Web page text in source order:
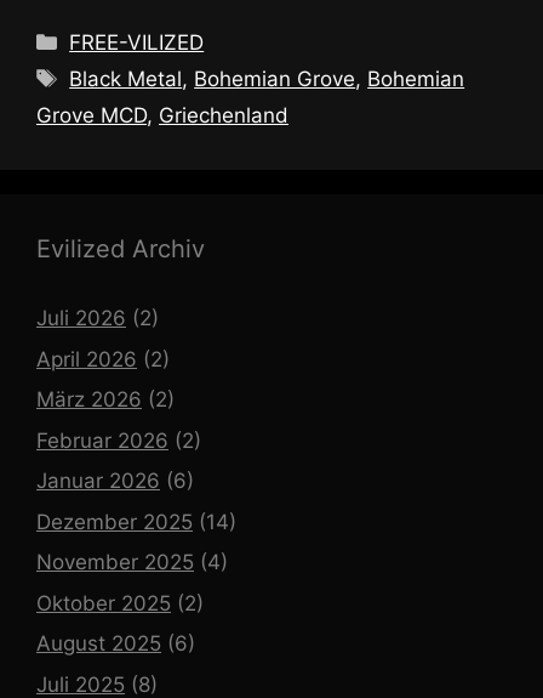
Kategorien
FREE-VILIZED
Schlagwörter
Black Metal, Bohemian Grove, Bohemian
Grove MCD, Griechenland
Evilized Archiv
Juli 2026 (2)
April 2026 (2)
März 2026 (2)
Februar 2026 (2)
Januar 2026 (6)
Dezember 2025 (14)
November 2025 (4)
Oktober 2025 (2)
August 2025 (6)
Juli 2025 (8)